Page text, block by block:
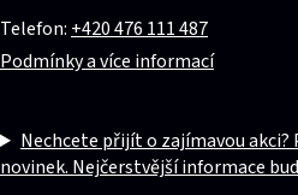
Telefon: +420 476 111 487
Podmínky a více informací
Nechcete přijít o zajímavou
novinek. Nejčerstvější informace